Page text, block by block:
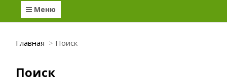
Меню
Главная Поиск
Поиск